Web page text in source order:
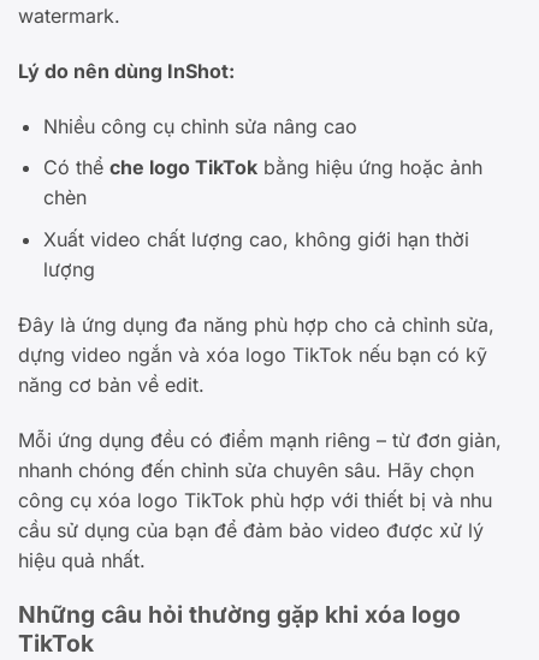
watermark.
Lý do nên dùng InShot:
Nhiều công cụ chỉnh sửa nâng cao
Có thể che logo TikTokbằng hiệu ứng hoặc ảnh
chèn
Xuất video chất lượng cao, không giới hạn thời
lượng
Đây là ứng dụng đa năng phù hợp cho cả chỉnh sửa,
dựng video ngắn và xóa logo TikTok nếu bạn có kỹ
năng cơ bản về edit.
Mỗi ứng dụng đều có điểm mạnh riêng – từ đơn giản,
nhanh chóng đến chỉnh sửa chuyên sâu. Hãy chọn
công cụ xóa logo TikTok phù hợp với thiết bị và nhu
cầu sử dụng của bạn để đảm bảo video được xử lý
hiệu quả nhất.
Những câu hỏi thường gặp khi xóa logo
TikTok